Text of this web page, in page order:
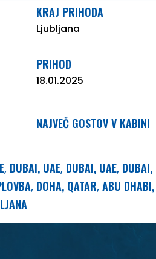
KRAJ PRIHODA
Ljubljana
PRIHOD
18.01.2025
NAJVEČ GOSTOV V KABINI
, DUBAI, UAE, DUBAI, UAE, DUBAI,
, DOHA, QATAR, ABU DHABI,